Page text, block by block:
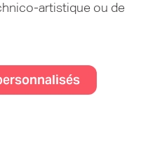
artistique ou de